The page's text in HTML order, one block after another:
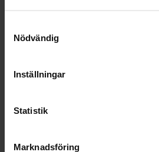
Nödvändig
Inställningar
Statistik
Marknadsföring